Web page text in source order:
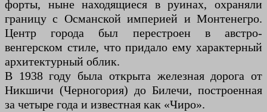
форты, ныне находящиеся в руинах, охраняли
границу с Османской империей и Монтенегро.
Центр города был перестроен в австро-
венгерском стиле, что придало ему характерный
архитектурный облик.
В 1938 году была открыта железная дорога от
Никшичи (Черногория) до Билечи, построенная
за четыре года и известная как «Чиро».